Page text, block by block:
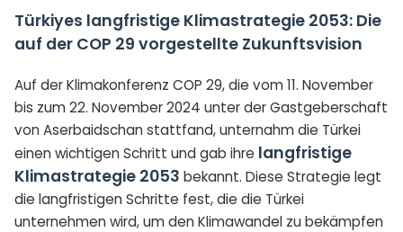
Türkiyes langfristige Klimastrategie 2053: Die
auf der COP 29 vorgestellte Zukunftsvision
Auf der Klimakonferenz COP 29, die vom 11. November
bis zum 22. November 2024 unter der Gastgeberschaft
von Aserbaidschan stattfand, unternahm die Türkei
einen wichtigen Schritt und gab ihre langfristige
Klimastrategie 2053 bekannt. Diese Strategie legt
die langfristigen Schritte fest, die die Türkei
unternehmen wird, um den Klimawandel zu bekämpfen